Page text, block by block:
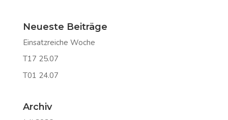
Neueste Beiträge
Einsatzreiche Woche
T17 25.07
T01 24.07
Archiv